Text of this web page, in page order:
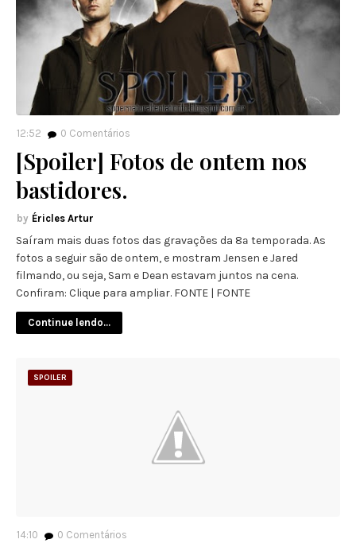
12:52 0 Comentários
[Spoiler] Fotos de ontem nos
bastidores.
Éricles Artur
Saíram mais duas fotos das gravações da 8ª temporada. As
fotos a seguir são de ontem, e mostram Jensen e Jared
filmando, ou seja, Sam e Dean estavam juntos na cena.
Confiram: Clique para ampliar. FONTE | FONTE
Continue lendo...
SPOILER
14:10 0 Comentários